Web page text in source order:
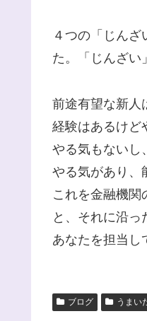
４つの「じん
た。「じんざい
前途有望な新人
経験はあるけど
やる気もないし
やる気があり、
これを金融機関
と、それに沿っ
あなたを担当し
ブログ うまい